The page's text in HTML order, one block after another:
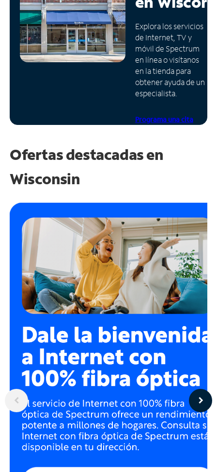
Administrar
cuenta
Encuentra
una
tienda
Explora los servicios
de Internet, TV y
móvil de Spectrum
en línea o visítanos
en la tienda para
obtener ayuda de un
especialista.
Programa una cita
Ofertas destacadas en
Wisconsin